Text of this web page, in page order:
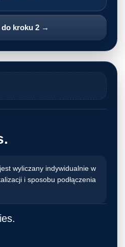
do kroku 2 →
wyliczany indywidualnie w
i sposobu podłączenia